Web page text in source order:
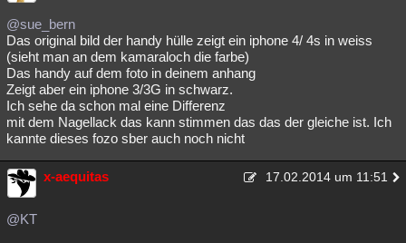
@sue_bern
Das original bild der handy hülle zeigt ein iphone 4/ 4s in weiss
(sieht man an dem kamaraloch die farbe)
Das handy auf dem foto in deinem anhang
Zeigt aber ein iphone 3/3G in schwarz.
Ich sehe da schon mal eine Differenz
mit dem Nagellack das kann stimmen das das der gleiche ist. Ich
kannte dieses fozo sber auch noch nicht
x-aequitas 17.02.2014 um 11:51
@KT